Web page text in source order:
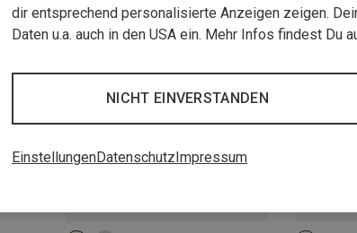
dir entsprechend personalisierte Anzeigen zeigen.
Daten u.a. auch in den USA ein. Mehr Infos findest Du
NICHT EINVERSTANDEN
EinstellungenDatenschutzImpressum